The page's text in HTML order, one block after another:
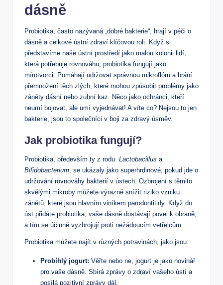
dásně
Probiotika, ‍často⁢ nazývaná „dobré bakterie“, hrají v péči o
dásně a celkové ústní‌ zdraví ‍klíčovou roli. Když⁣ si
představíme naše ústní prostředí jako malou kolonii lidí,
která potřebuje rovnováhu, probiotika fungují jako
mírotvorci. Pomáhají‍ udržovat‌ správnou mikroflóru a brání
přemnožení ​těch zlých, které mohou způsobit problémy ‌jako
​záněty dásní nebo‍ zubní kaz. Něco jako ochránci,‍ kteří
neumí bojovat, ale umí vyjednávat! A víte co? Nejsou ​to ⁤jen
bakterie, jsou to společníci v boji za zdravý úsměv.
Jak​ probiotika⁢ fungují?
Probiotika, především ty z rodu ‍ Lactobacillus a
Bifidobacterium, se‌ ukázaly jako superhrdinové, pokud jde o
udržování rovnováhy ⁢bakterií v ústech.⁣ Ozbrojení s těmito
skvělými mikroby můžete výrazně snížit riziko vzniku
zánětů, které jsou⁤ hlavním viníkem parodontitidy. Když do
úst přidáte probiotika, ​vaše dásně dostávají povel‌ k obraně,⁣
a tím⁤ se účinně vyzbrojují⁢ proti nežádoucím vetřelcům.
Probiotika můžete najít v různých potravinách,⁤ jako jsou:
Probíhlý jogurt: Věřte nebo ne, jogurt je jako novinář
pro vaše dásně. Sbírá zprávy⁢ o‌ zdraví‍ vašeho ústí a
⁤posílá pozitivní zprávy ⁣dál.